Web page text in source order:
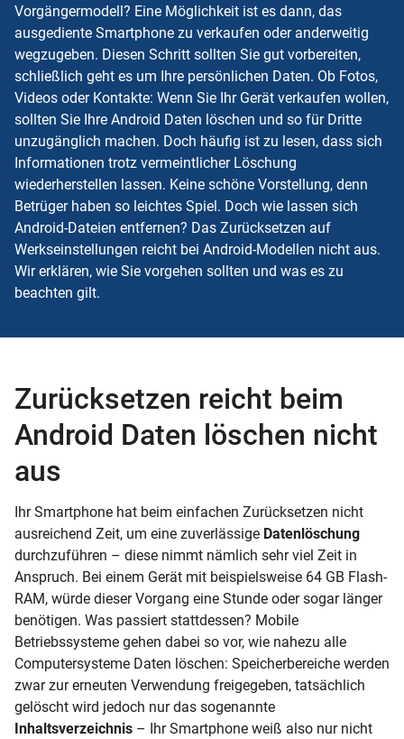
Vorgängermodell? Eine Möglichkeit ist es dann, das
ausgediente Smartphone zu verkaufen oder anderweitig
wegzugeben. Diesen Schritt sollten Sie gut vorbereiten,
schließlich geht es um Ihre persönlichen Daten. Ob Fotos,
Videos oder Kontakte: Wenn Sie Ihr Gerät verkaufen wollen,
sollten Sie Ihre Android Daten löschen und so für Dritte
unzugänglich machen. Doch häufig ist zu lesen, dass sich
Informationen trotz vermeintlicher Löschung
wiederherstellen lassen. Keine schöne Vorstellung, denn
Betrüger haben so leichtes Spiel. Doch wie lassen sich
Android-Dateien entfernen? Das Zurücksetzen auf
Werkseinstellungen reicht bei Android-Modellen nicht aus.
Wir erklären, wie Sie vorgehen sollten und was es zu
beachten gilt.
Zurücksetzen reicht beim
Android Daten löschen nicht
aus
Ihr Smartphone hat beim einfachen Zurücksetzen nicht
ausreichend Zeit, um eine zuverlässige Datenlöschung
durchzuführen – diese nimmt nämlich sehr viel Zeit in
Anspruch. Bei einem Gerät mit beispielsweise 64 GB Flash-
RAM, würde dieser Vorgang eine Stunde oder sogar länger
benötigen. Was passiert stattdessen? Mobile
Betriebssysteme gehen dabei so vor, wie nahezu alle
Computersysteme Daten löschen: Speicherbereiche werden
zwar zur erneuten Verwendung freigegeben, tatsächlich
gelöscht wird jedoch nur das sogenannte
Inhaltsverzeichnis – Ihr Smartphone weiß also nur nicht